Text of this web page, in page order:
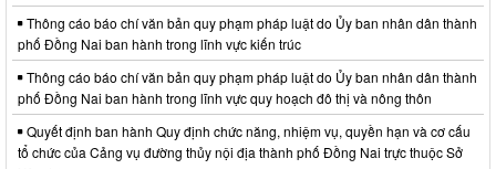
Thông cáo báo chí văn bản quy phạm pháp luật do Ủy ban nhân dân thành
phố Đồng Nai ban hành trong lĩnh vực kiến trúc
Thông cáo báo chí văn bản quy phạm pháp luật do Ủy ban nhân dân thành
phố Đồng Nai ban hành trong lĩnh vực quy hoạch đô thị và nông thôn
Quyết định ban hành Quy định chức năng, nhiệm vụ, quyền hạn và cơ cấu
tổ chức của Cảng vụ đường thủy nội địa thành phố Đồng Nai trực thuộc Sở